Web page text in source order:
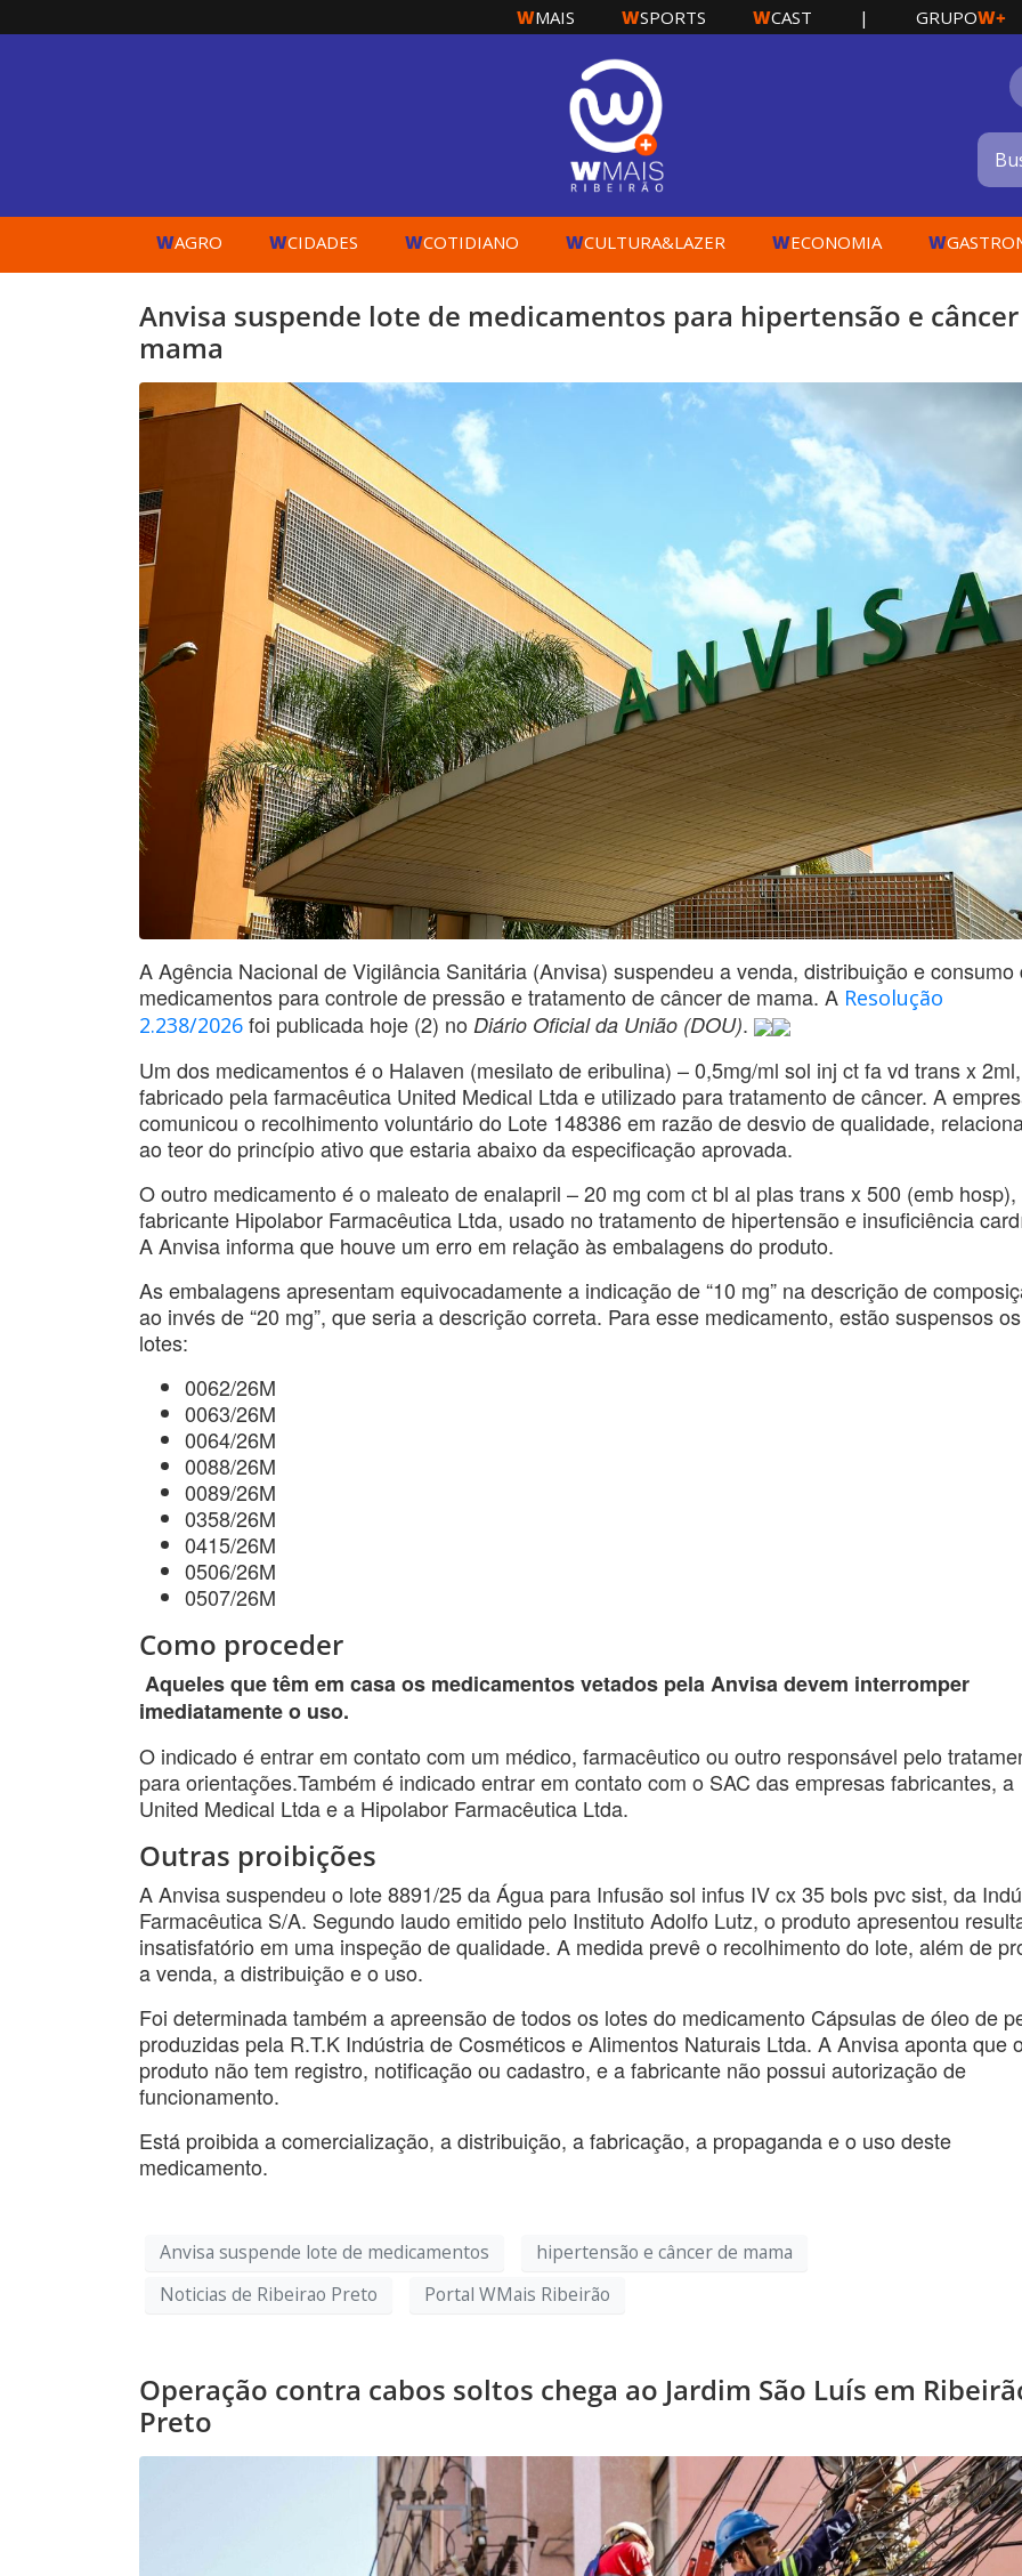
WMAIS WSPORTS WCAST | GRUPOW+
WAGRO WCIDADES WCOTIDIANO WCULTURA&LAZER WECONOMIA W
Anvisa suspende lote de medicamentos para hipertensão e
mama
A Agência Nacional de Vigilância Sanitária (Anvisa) suspendeu a venda, distribuição e consumo
medicamentos para controle de pressão e tratamento de câncer de mama. A Resolução
2.238/2026 foi publicada hoje (2) no Diário Oficial da União (DOU).
Um dos medicamentos é o Halaven (mesilato de eribulina) – 0,5mg/ml sol inj ct fa vd trans x 2ml,
fabricado pela farmacêutica United Medical Ltda e utilizado para tratamento de câncer. A
comunicou o recolhimento voluntário do Lote 148386 em razão de desvio de qualidade,
ao teor do princípio ativo que estaria abaixo da especificação aprovada.
O outro medicamento é o maleato de enalapril – 20 mg com ct bl al plas trans x 500 (emb hosp),
fabricante Hipolabor Farmacêutica Ltda, usado no tratamento de hipertensão e insuficiência
A Anvisa informa que houve um erro em relação às embalagens do produto.
As embalagens apresentam equivocadamente a indicação de “10 mg” na descrição de
ao invés de “20 mg”, que seria a descrição correta. Para esse medicamento, estão suspensos os
lotes:
0062/26M
0063/26M
0064/26M
0088/26M
0089/26M
0358/26M
0415/26M
0506/26M
0507/26M
Como proceder
Aqueles que têm em casa os medicamentos vetados pela Anvisa devem interromper
imediatamente o uso.
O indicado é entrar em contato com um médico, farmacêutico ou outro responsável pelo
para orientações.Também é indicado entrar em contato com o SAC das empresas fabricantes, a
United Medical Ltda e a Hipolabor Farmacêutica Ltda.
Outras proibições
A Anvisa suspendeu o lote 8891/25 da Água para Infusão sol infus IV cx 35 bols pvc sist, da
Farmacêutica S/A. Segundo laudo emitido pelo Instituto Adolfo Lutz, o produto apresentou
insatisfatório em uma inspeção de qualidade. A medida prevê o recolhimento do lote, além de
a venda, a distribuição e o uso.
Foi determinada também a apreensão de todos os lotes do medicamento Cápsulas de óleo de
produzidas pela R.T.K Indústria de Cosméticos e Alimentos Naturais Ltda. A Anvisa aponta que
produto não tem registro, notificação ou cadastro, e a fabricante não possui autorização de
funcionamento.
Está proibida a comercialização, a distribuição, a fabricação, a propaganda e o uso deste
medicamento.
Anvisa suspende lote de medicamentos
hipertensão e câncer de mama
Noticias de Ribeirao Preto
Portal WMais Ribeirão
Operação contra cabos soltos chega ao Jardim São Luís em
Preto